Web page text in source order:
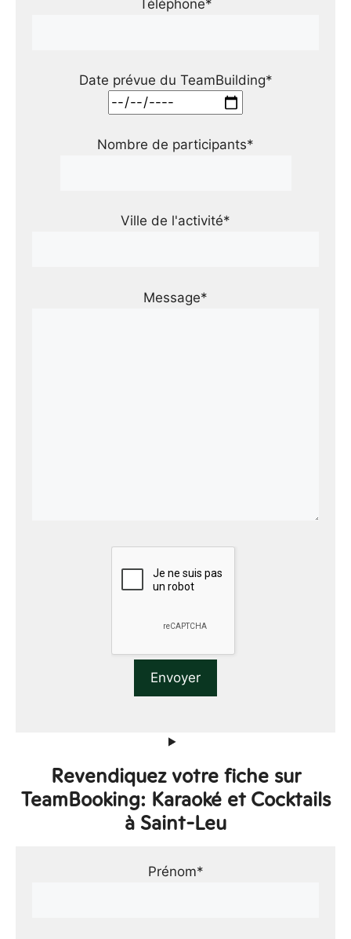
Téléphone*
Date prévue du TeamBuilding*
Nombre de participants*
Ville de l'activité*
Message*
Revendiquez votre fiche sur
TeamBooking: Karaoké et Cocktails
à Saint-Leu
Prénom*